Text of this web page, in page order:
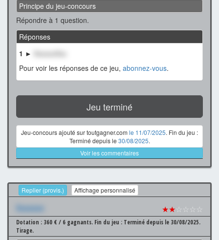
Principe du jeu-concours
Répondre à 1 question.
Réponses
1 ►
XxxxxxXxx
Pour voir les réponses de ce jeu, abonnez-vous.
Jeu terminé
Jeu-concours ajouté sur toutgagner.com le 11/07/2025. Fin du jeu :
Terminé depuis le 30/08/2025.
Voir les commentaires
Replier (provis.) Affichage personnalisé
Xxxxxxx ★★☆☆☆☆
Dotation : 360 € / 6 gagnants. Fin du jeu : Terminé depuis le 30/08/2025.
Tirage.